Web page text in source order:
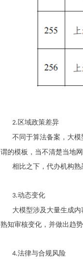
2. 区域政策差异
不同于算法备案，大
谓的模板，当不清楚当地
相比之下， 代办机构熟
3.动态变化
大模型涉及大量生成
熟知审核变化，并做出趋
4.法律与合规风险